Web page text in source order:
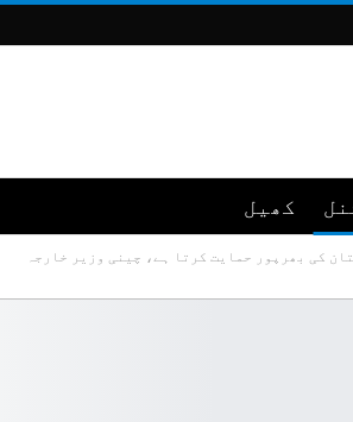
کھیل
کی بھرپور حمایت کرتا ہے، چینی وزیر خارجہ